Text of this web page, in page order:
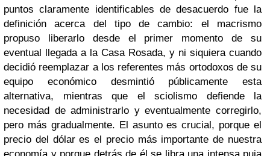
puntos claramente identificables de desacuerdo fue la
definición acerca del tipo de cambio: el macrismo
propuso liberarlo desde el primer momento de su
eventual llegada a la Casa Rosada, y ni siquiera cuando
decidió reemplazar a los referentes más ortodoxos de su
equipo económico desmintió públicamente esta
alternativa, mientras que el sciolismo defiende la
necesidad de administrarlo y eventualmente corregirlo,
pero más gradualmente. El asunto es crucial, porque el
precio del dólar es el precio más importante de nuestra